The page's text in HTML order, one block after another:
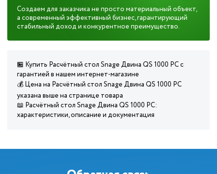
Создаем для заказчика не просто материальный объект,
а современный эффективный бизнес, гарантирующий
стабильный доход и конкурентное преимущество.
🏪 Купить Расчётный стол Snage Двина QS 1000 PC с
гарантией в нашем интернет-магазине
💰 Цена на Расчётный стол Snage Двина QS 1000 PC
указана выше на странице товара
📖 Расчётный стол Snage Двина QS 1000 PC:
характеристики, описание и документация